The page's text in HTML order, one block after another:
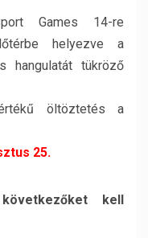
Games 14-re
helyezve a
hangulatát tükröző
öltöztetés a
25.
kell